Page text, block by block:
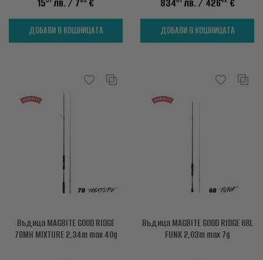
ДОБАВИ В КОШНИЦАТА ДОБАВИ В КОШНИЦАТА
Въдица MAGBITE GOOD RIDGE
78MH MIXTURE 2,34m max 40g
Въдица MAGBITE GOOD RIDGE 68L
FUNK 2,03m max 7g